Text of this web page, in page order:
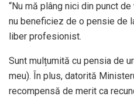
“Nu mă plâng nici din punct
nu beneficiez de o pensie de
liber profesionist.
Sunt mulțumită cu pensia de
meu). În plus, datorită
recompensă de merit ca